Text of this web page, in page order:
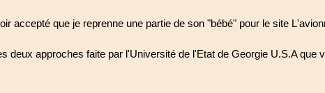
accepté que je reprenne une partie de son "bébé" pour le site
deux approches faite par l'Université de l'Etat de Georgie U.S.A que